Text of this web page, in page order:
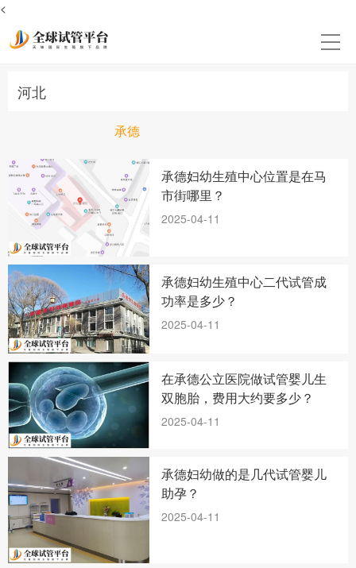
<
河北
承德
承德妇幼生殖中心位置是在马
市街哪里？
2025-04-11
承德妇幼生殖中心二代试管成
功率是多少？
2025-04-11
在承德公立医院做试管婴儿生
双胞胎，费用大约要多少？
2025-04-11
承德妇幼做的是几代试管婴儿
助孕？
2025-04-11